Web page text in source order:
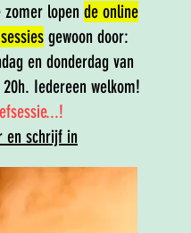
zomer lopen de online
gewoon door:
en donderdag van
Iedereen welkom!
en schrijf in​​